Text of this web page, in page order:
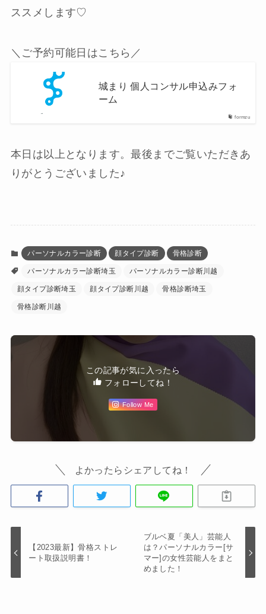
ススメします♡
＼ご予約可能日はこちら／
formzu
城まり 個人コンサル申込みフォ
ーム
本日は以上となります。最後までご覧いただきあ
りがとうございました♪
パーソナルカラー診断 顔タイプ診断 骨格診断
パーソナルカラー診断埼玉 パーソナルカラー診断川越
顔タイプ診断埼玉 顔タイプ診断川越 骨格診断埼玉
骨格診断川越
この記事が気に入ったら
フォローしてね！
Follow Me
よかったらシェアしてね！
【2023最新】骨格ストレ
ート取扱説明書！
ブルベ夏「美人」芸能人
は？パーソナルカラー[サ
マー]の女性芸能人をまと
めました！